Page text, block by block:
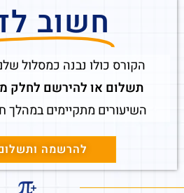
חשוב
הקורס כולו נבנה כמסלול
תשלום או להירשם לחלק
השיעורים מתקיימים במהלך
להרשמה